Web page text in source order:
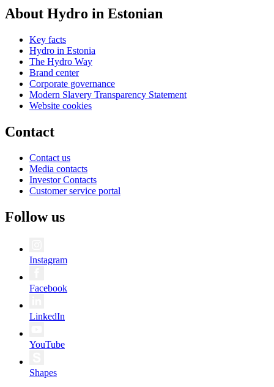
About Hydro in Estonian
Key facts
Hydro in Estonia
The Hydro Way
Brand center
Corporate governance
Modern Slavery Transparency Statement
Website cookies
Contact
Contact us
Media contacts
Investor Contacts
Customer service portal
Follow us
Instagram
Facebook
LinkedIn
YouTube
Shapes